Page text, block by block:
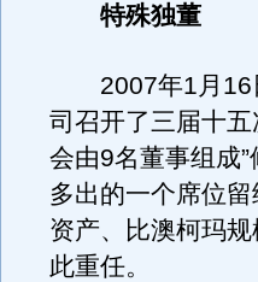
特殊独董
2007年1月16
司召开了三届十
会由9名董事组成
多出的一个席位
资产、比澳柯玛
此重任。